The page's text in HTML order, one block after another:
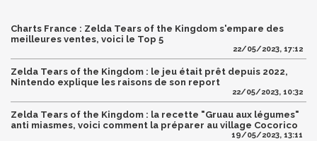
Charts France : Zelda Tears of the Kingdom s'empare des
meilleures ventes, voici le Top 5
22/05/2023, 17:12
Zelda Tears of the Kingdom : le jeu était prêt depuis 2022,
Nintendo explique les raisons de son report
22/05/2023, 10:32
Zelda Tears of the Kingdom : la recette "Gruau aux légumes"
anti miasmes, voici comment la préparer au village Cocorico
19/05/2023, 13:11